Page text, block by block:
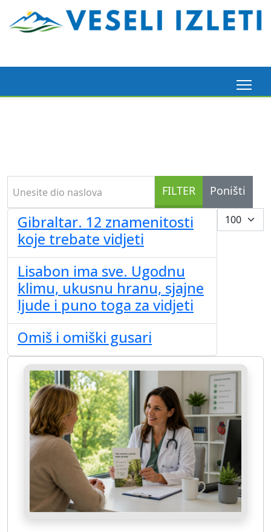
FILTER Poništi
Prikaz #
Gibraltar. 12 znamenitosti
koje trebate vidjeti
Lisabon ima sve. Ugodnu
klimu, ukusnu hranu, sjajne
ljude i puno toga za vidjeti
Omiš i omiški gusari